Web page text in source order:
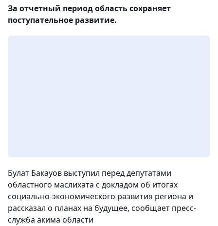
За отчетный период область сохраняет
поступательное развитие.
Булат Бакауов выступил перед депутатами
областного маслихата с докладом об итогах
социально-экономического развития региона и
рассказал о планах на будущее, сообщает пресс-
служба акима области